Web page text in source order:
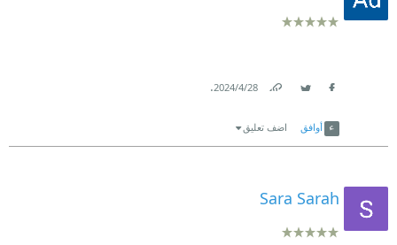
28‏/4‏/2024
.
أوافق اضف تعليق
Sara Sarah